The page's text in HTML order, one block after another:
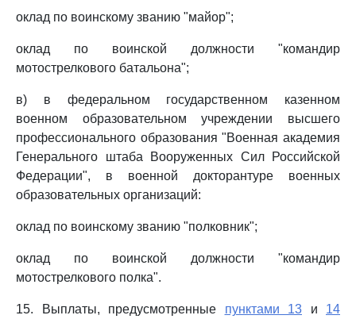
оклад по воинскому званию "майор";
оклад по воинской должности "командир
мотострелкового батальона";
в) в федеральном государственном казенном
военном образовательном учреждении высшего
профессионального образования "Военная академия
Генерального штаба Вооруженных Сил Российской
Федерации", в военной докторантуре военных
образовательных организаций:
оклад по воинскому званию "полковник";
оклад по воинской должности "командир
мотострелкового полка".
15. Выплаты, предусмотренные пунктами 13 и 14